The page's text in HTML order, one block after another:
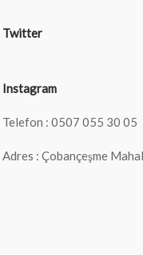
Twitter
Instagram
Telefon : 0507 055 30 05
Adres : Çobançeşme